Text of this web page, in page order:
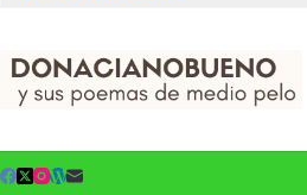
contenido